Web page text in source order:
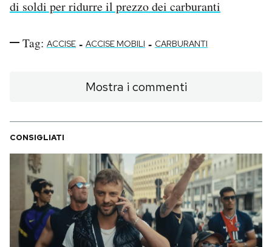
di soldi per ridurre il prezzo dei carburanti
Tag: ACCISE - ACCISE MOBILI - CARBURANTI
Mostra i commenti
CONSIGLIATI